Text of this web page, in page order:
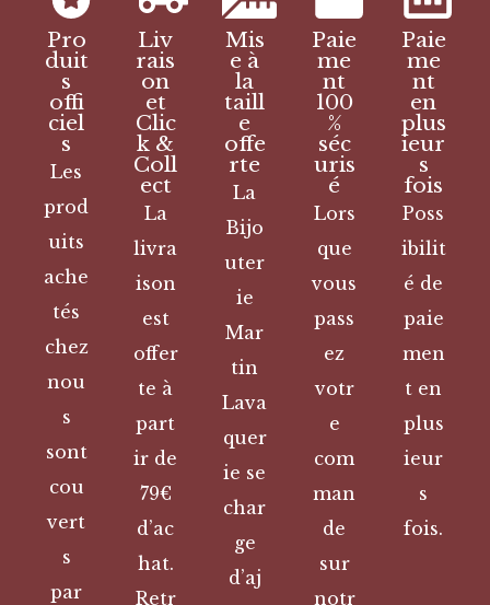
Pro
duit
s
offi
ciel
s
Les
prod
uits
ache
tés
chez
nou
s
sont
cou
vert
s
par
Liv
rais
on
et
Clic
k &
Coll
ect
La
livra
ison
est
offer
te à
part
ir de
79€
d’ac
hat.
Retr
Mis
e à
la
taill
e
offe
rte
La
Bijo
uter
ie
Mar
tin
Lava
quer
ie se
char
ge
d’aj
Paie
me
nt
100
%
séc
uris
é
Lors
que
vous
pass
ez
votr
e
com
man
de
sur
notr
Paie
me
nt
en
plus
ieur
s
fois
Poss
ibilit
é de
paie
men
t en
plus
ieur
s
fois.